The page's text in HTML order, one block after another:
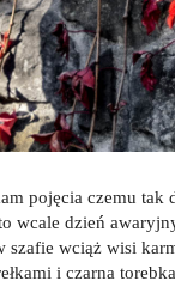
pojęcia czemu tak
wcale dzień
szafie wciąż wisi
i czarna